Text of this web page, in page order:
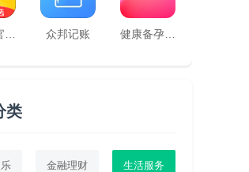
众邦记账
类
金融理财 生活服务